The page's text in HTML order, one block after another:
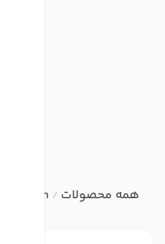
همه محصولات /
damandeh